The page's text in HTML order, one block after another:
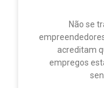
Não se
acreditam
empregos